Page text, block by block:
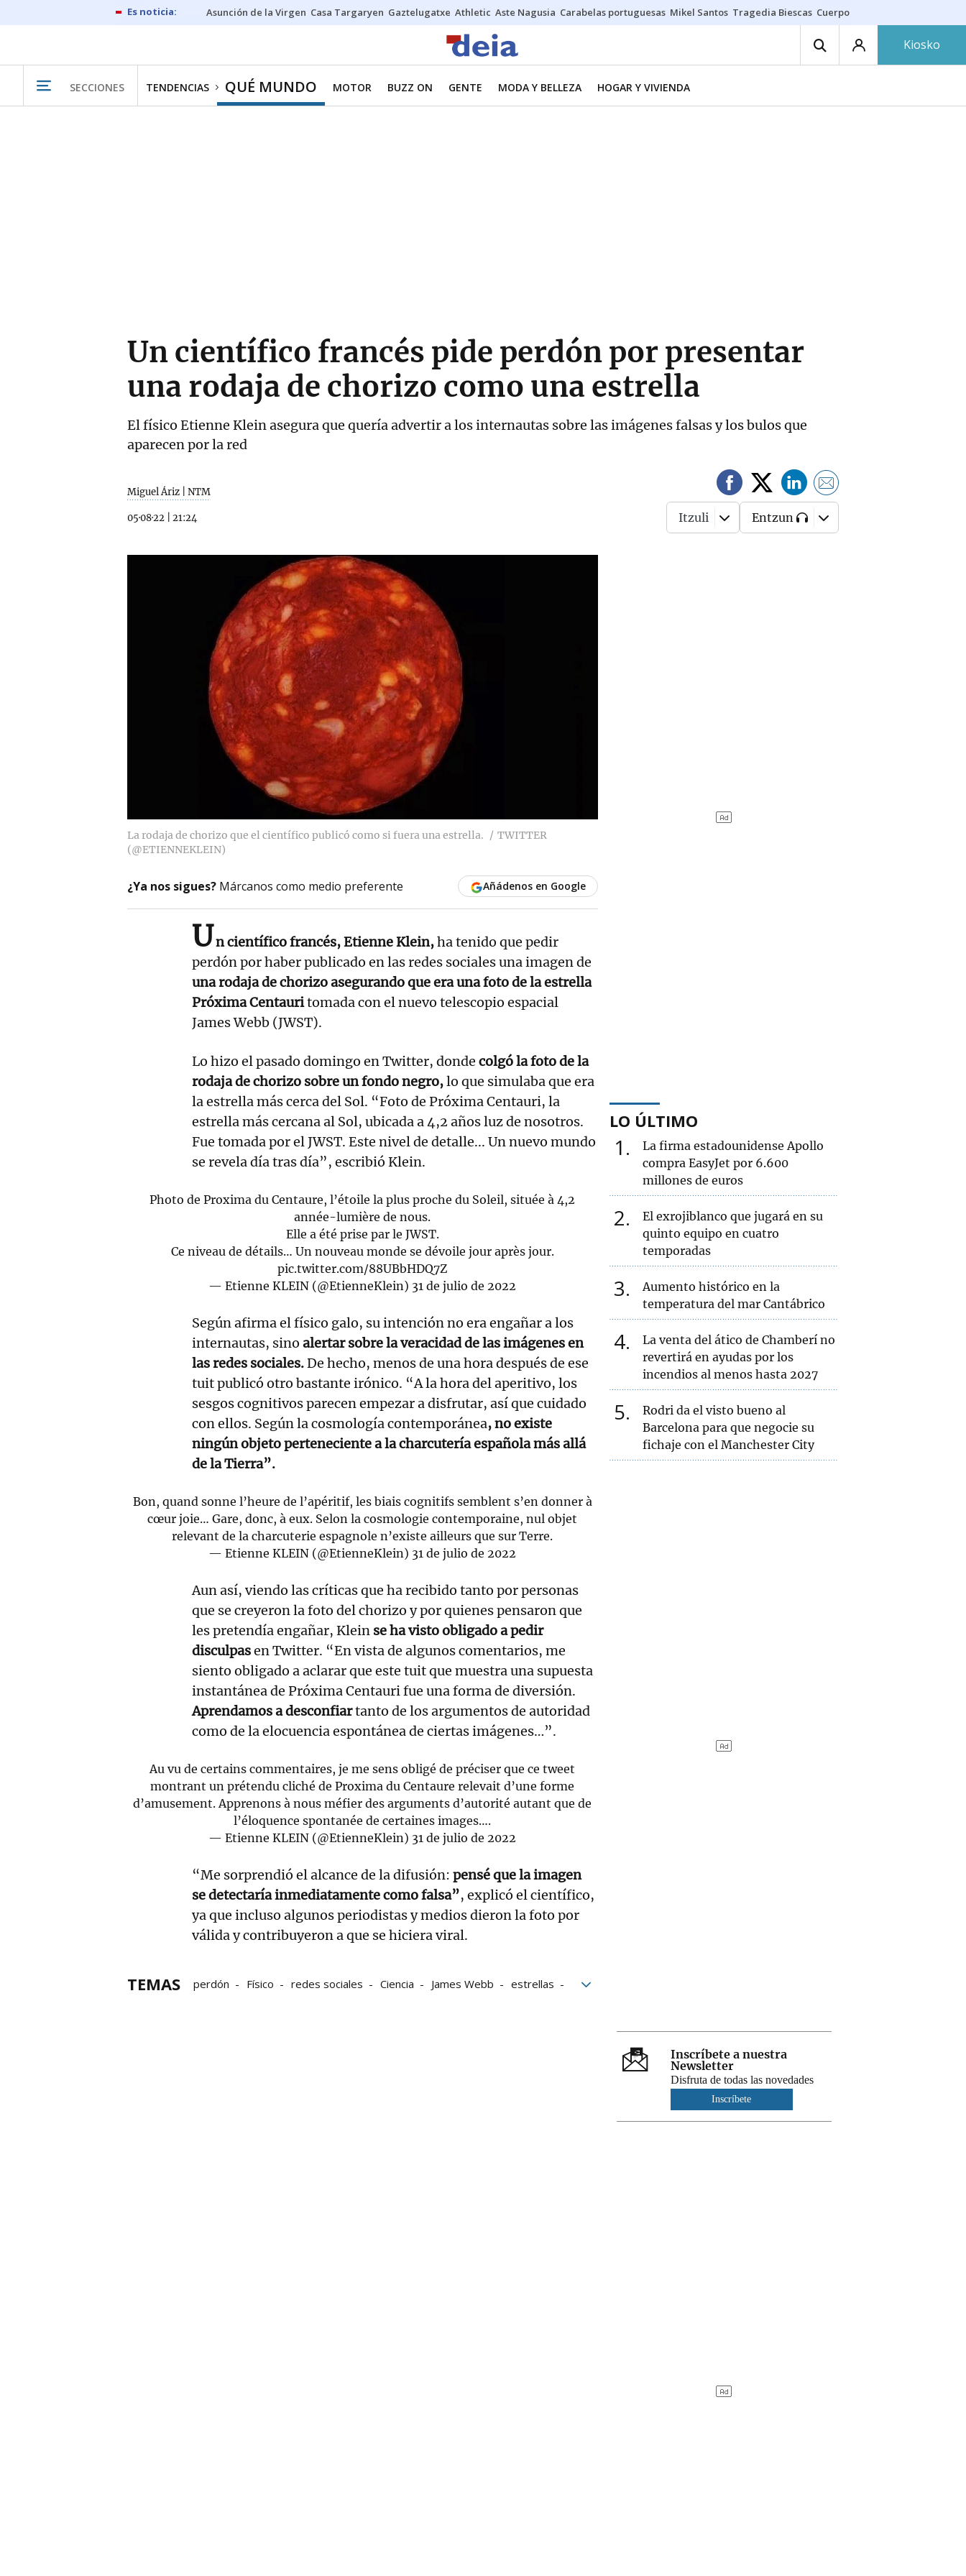
Asunción de la Virgen Casa Targaryen Gaztelugatxe Athletic Aste Nagusia Carabelas portuguesas Mikel Santos Tragedia Biescas Cuerpo ría
Kiosko
SECCIONES TENDENCIAS QUÉ MUNDO MOTOR BUZZ ON GENTE MODA Y BELLEZA HOGAR Y VIVIENDA
Un científico francés pide perdón por presentar
una rodaja de chorizo como una estrella
El físico Etienne Klein asegura que quería advertir a los internautas sobre las imágenes falsas y los bulos que
aparecen por la red
Miguel Áriz | NTM
05·08·22 21:24 Itzuli Entzun
La rodaja de chorizo que el científico publicó como si fuera una estrella.
TWITTER
(@ETIENNEKLEIN)
¿Ya nos sigues? Márcanos como medio preferente Añádenos en Google
Un científico francés, Etienne Klein,ha tenido que pedir
perdón por haber publicado en las redes sociales una imagen de
una rodaja de chorizo asegurando que era una foto de la estrella
Próxima Centauritomada con el nuevo telescopio espacial
James Webb (JWST).
Lo hizo el pasado domingo en Twitter, donde colgó la foto de la
rodaja de chorizo sobre un fondo negro,lo que simulaba que era
la estrella más cerca del Sol. “Foto de Próxima Centauri, la
estrella más cercana al Sol, ubicada a 4,2 años luz de nosotros.
Fue tomada por el JWST. Este nivel de detalle... Un nuevo mundo
se revela día tras día”, escribió Klein.
Photo de Proxima du Centaure, l’étoile la plus proche du Soleil, située à 4,2
année-lumière de nous.
Elle a été prise par le JWST.
Ce niveau de détails… Un nouveau monde se dévoile jour après jour.
pic.twitter.com/88UBbHDQ7Z
— Etienne KLEIN (@EtienneKlein) 31 de julio de 2022
Según afirma el físico galo, su intención no era engañar a los
internautas, sino alertar sobre la veracidad de las imágenes en
las redes sociales.De hecho, menos de una hora después de ese
tuit publicó otro bastante irónico. “A la hora del aperitivo, los
sesgos cognitivos parecen empezar a disfrutar, así que cuidado
con ellos. Según la cosmología contemporánea, no existe
ningún objeto perteneciente a la charcutería española más allá
de la Tierra”.
Bon, quand sonne l’heure de l’apéritif, les biais cognitifs semblent s’en donner à
cœur joie… Gare, donc, à eux. Selon la cosmologie contemporaine, nul objet
relevant de la charcuterie espagnole n’existe ailleurs que sur Terre.
— Etienne KLEIN (@EtienneKlein) 31 de julio de 2022
Aun así, viendo las críticas que ha recibido tanto por personas
que se creyeron la foto del chorizo y por quienes pensaron que
les pretendía engañar, Klein se ha visto obligado a pedir
disculpasen Twitter. “En vista de algunos comentarios, me
siento obligado a aclarar que este tuit que muestra una supuesta
instantánea de Próxima Centauri fue una forma de diversión.
Aprendamos a desconfiartanto de los argumentos de autoridad
como de la elocuencia espontánea de ciertas imágenes…”.
Au vu de certains commentaires, je me sens obligé de préciser que ce tweet
montrant un prétendu cliché de Proxima du Centaure relevait d’une forme
d’amusement. Apprenons à nous méfier des arguments d’autorité autant que de
l’éloquence spontanée de certaines images….
— Etienne KLEIN (@EtienneKlein) 31 de julio de 2022
“Me sorprendió el alcance de la difusión: pensé que la imagen
se detectaría inmediatamente como falsa”, explicó el científico,
ya que incluso algunos periodistas y medios dieron la foto por
válida y contribuyeron a que se hiciera viral.
TEMAS perdón Físico redes sociales Ciencia James Webb
estrellas
LO ÚLTIMO
1
La firma estadounidense Apollo
compra EasyJet por 6.600
millones de euros
2
El exrojiblanco que jugará en su
quinto equipo en cuatro
temporadas
3
Aumento histórico en la
temperatura del mar Cantábrico
4
La venta del ático de Chamberí no
revertirá en ayudas por los
incendios al menos hasta 2027
5
Rodri da el visto bueno al
Barcelona para que negocie su
fichaje con el Manchester City
Inscríbete a nuestra
Newsletter
Disfruta de todas las novedades
Inscríbete